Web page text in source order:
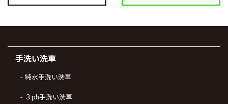
手洗い洗車
純水手洗い洗車
３ph手洗い洗車